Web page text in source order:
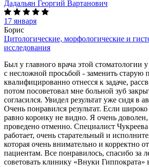
Дадальян Георгий Вартанович
17 января
Борис
Цитологические, морфологические и
исследования
Был у главного врача этой стоматологии
с несложной просьбой - заменить старую
квалифицированно отнесся к задаче,
потом посоветовал мне больной зуб
согласился. Увидел результат уже сидя в
Очень понравился результат. Если
равно коронку не видно. Я очень доволен,
проведено отменно. Специалист Чукреева
работает, очень старательный и
которая очень внимательно и корректно
пациентам. Все понравилось, спасибо за
советовать клинику «Внуки Гиппократа»